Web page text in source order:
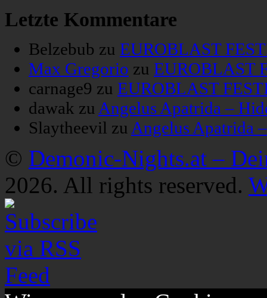
Letzte Kommentare
Belzebub zu EUROBLAST
Max Gregorio zu EUROBLAST
carnage9 zu EUROBLAST
dawak zuAngelus Apatrida –
Slaytheevil zuAngelus Apatrida
© Demonic-Nights.at –
2026. All rights reserved.